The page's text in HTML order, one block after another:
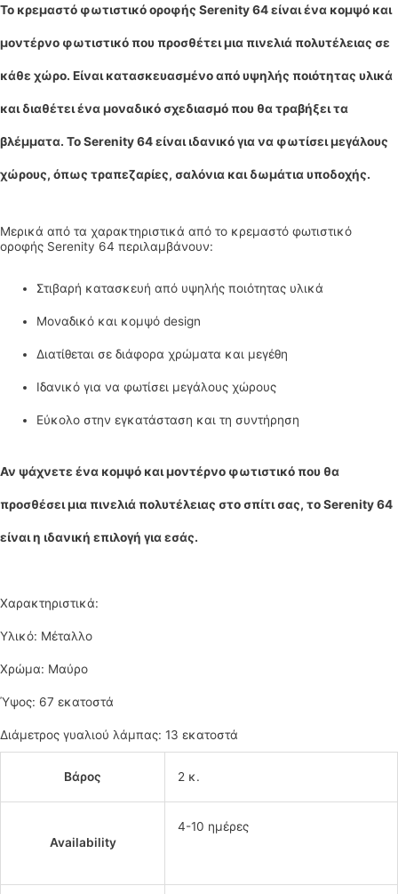
Το κρεμαστό φωτιστικό οροφής Serenity 64 είναι ένα κομψό και
μοντέρνο φωτιστικό που προσθέτει μια πινελιά πολυτέλειας σε
κάθε χώρο. Είναι κατασκευασμένο από υψηλής ποιότητας υλικά
και διαθέτει ένα μοναδικό σχεδιασμό που θα τραβήξει τα
βλέμματα. Το Serenity 64 είναι ιδανικό για να φωτίσει μεγάλους
χώρους, όπως τραπεζαρίες, σαλόνια και δωμάτια υποδοχής.
Μερικά από τα χαρακτηριστικά από το κρεμαστό φωτιστικό
οροφής Serenity 64 περιλαμβάνουν:
Στιβαρή κατασκευή από υψηλής ποιότητας υλικά
Μοναδικό και κομψό design
Διατίθεται σε διάφορα χρώματα και μεγέθη
Ιδανικό για να φωτίσει μεγάλους χώρους
Εύκολο στην εγκατάσταση και τη συντήρηση
Αν ψάχνετε ένα κομψό και μοντέρνο φωτιστικό που θα
προσθέσει μια πινελιά πολυτέλειας στο σπίτι σας, το Serenity 64
είναι η ιδανική επιλογή για εσάς.
Χαρακτηριστικά:
Υλικό: Μέταλλο
Χρώμα: Μαύρο
Ύψος: 67 εκατοστά
Διάμετρος γυαλιού λάμπας: 13 εκατοστά
Βάρος 2 κ.
Availability
4-10 ημέρες